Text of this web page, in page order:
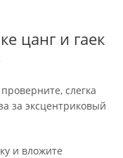
цанг и гаек
слегка
за эксцентриковый
и вложите